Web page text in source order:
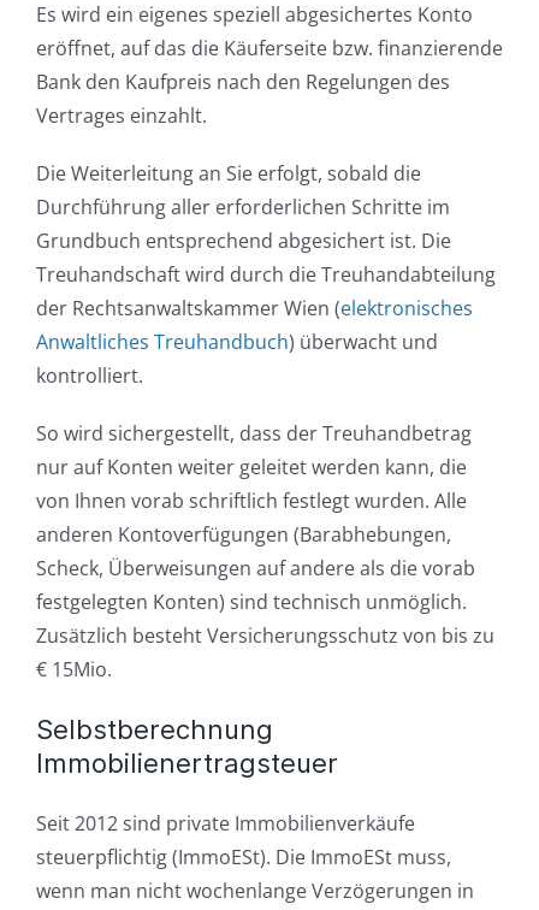
Es wird ein eigenes speziell abgesichertes Konto
eröffnet, auf das die Käuferseite bzw. finanzierende
Bank den Kaufpreis nach den Regelungen des
Vertrages einzahlt.
Die Weiterleitung an Sie erfolgt, sobald die
Durchführung aller erforderlichen Schritte im
Grundbuch entsprechend abgesichert ist. Die
Treuhandschaft wird durch die Treuhandabteilung
der Rechtsanwaltskammer Wien (elektronisches
Anwaltliches Treuhandbuch) überwacht und
kontrolliert.
So wird sichergestellt, dass der Treuhandbetrag
nur auf Konten weiter geleitet werden kann, die
von Ihnen vorab schriftlich festlegt wurden. Alle
anderen Kontoverfügungen (Barabhebungen,
Scheck, Überweisungen auf andere als die vorab
festgelegten Konten) sind technisch unmöglich.
Zusätzlich besteht Versicherungsschutz von bis zu
€ 15Mio.
Selbstberechnung
Immobilienertragsteuer
Seit 2012 sind private Immobilienverkäufe
steuerpflichtig (ImmoESt). Die ImmoESt muss,
wenn man nicht wochenlange Verzögerungen in